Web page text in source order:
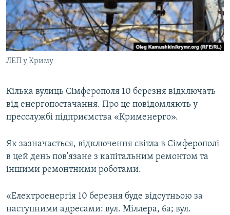
ВІДЕОУРОКИ «ELIFBE»
СВІДЧЕННЯ ОКУПАЦІЇ
УКРАЇНСЬКА ПРОБЛЕМА КРИМУ
ІНФОГРАФІКА
Русский
Qırımtatar
ДОЛУЧАЙСЯ!
Усі сайти RFE/RL
ЛЕП у Криму
Кілька вулиць Сімферополя 10 березня відключать
від енергопостачання. Про це повідомляють у
пресслужбі підприємства «Крименерго».
Як зазначається, відключення світла в Сімферополі
в цей день пов'язане з капітальним ремонтом та
іншими ремонтними роботами.
«Електроенергія 10 березня буде відсутньою за
наступними адресами: вул. Міллера, 6а; вул.